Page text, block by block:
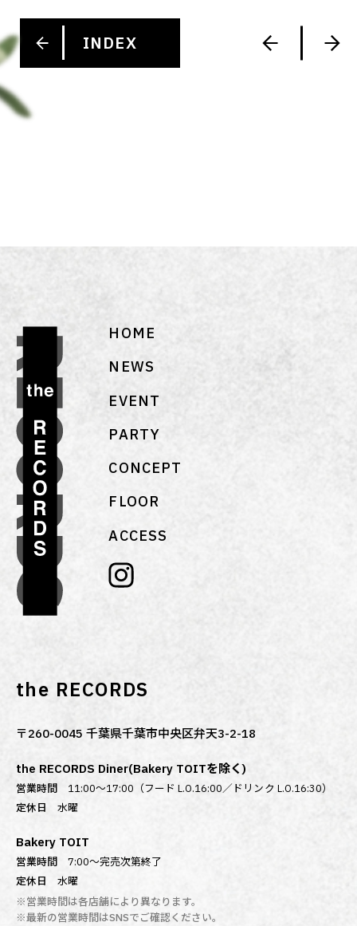
INDEX
HOME
NEWS
EVENT
PARTY
CONCEPT
FLOOR
ACCESS
the RECORDS
〒260-0045 千葉県千葉市中央区弁天3-2-18
the RECORDS Diner(Bakery TOITを除く)
営業時間 11:00～17:00（フード L.O.16:00／ドリンク L.O.16:30）
定休日水曜
Bakery TOIT
営業時間7:00〜完売次第終了
定休日水曜
※営業時間は各店舗により異なります。
※最新の営業時間はSNSでご確認ください。